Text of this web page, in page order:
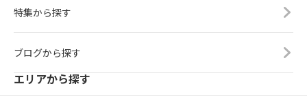
特集から探す
ブログから探す
エリアから探す